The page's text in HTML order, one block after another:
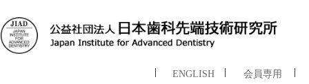
ENGLISH 会員専用